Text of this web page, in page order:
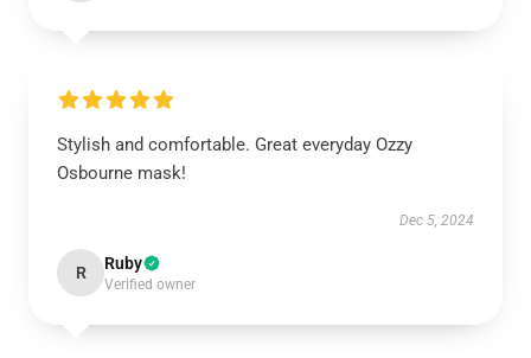
Stylish and comfortable. Great everyday Ozzy
Osbourne mask!
Dec 5, 2024
R Ruby
Verified owner